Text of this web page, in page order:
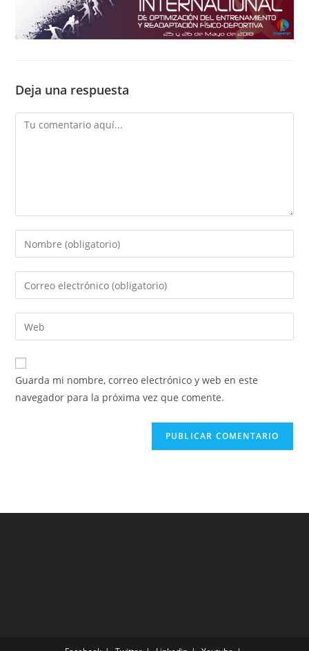
Deja una respuesta
Guarda mi nombre, correo electrónico y web en este
navegador para la próxima vez que comente.